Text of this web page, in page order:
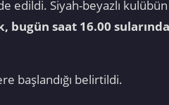
edildi. Siyah-beyazlı kulübün
bugün saat 16.00
başlandığı belirtildi.